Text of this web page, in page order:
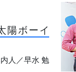
陽ボーイ
人／早水 勉